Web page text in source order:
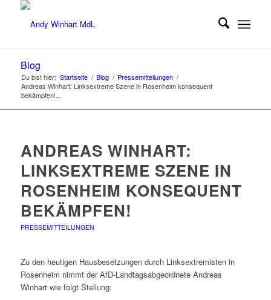
Blog
Du bist hier: Startseite / Blog / Pressemitteilungen /
Andreas Winhart: Linksextreme Szene in Rosenheim konsequent
bekämpfen!...
ANDREAS WINHART:
LINKSEXTREME SZENE IN
ROSENHEIM KONSEQUENT
BEKÄMPFEN!
PRESSEMITTEILUNGEN
Zu den heutigen Hausbesetzungen durch Linksextremisten in
Rosenheim nimmt der AfD-Landtagsabgeordnete Andreas
Winhart wie folgt Stellung: